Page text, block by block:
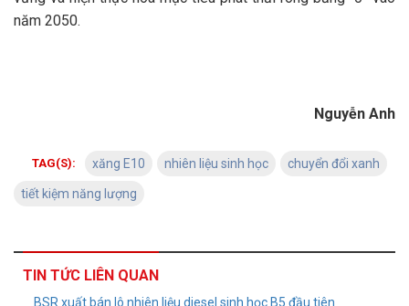
năm 2050.
Nguyễn Anh
TAG(S): xăng E10 nhiên liệu sinh học chuyển đổi xanh
tiết kiệm năng lượng
TIN TỨC LIÊN QUAN
BSR xuất bán lô nhiên liệu diesel sinh học B5 đầu tiên